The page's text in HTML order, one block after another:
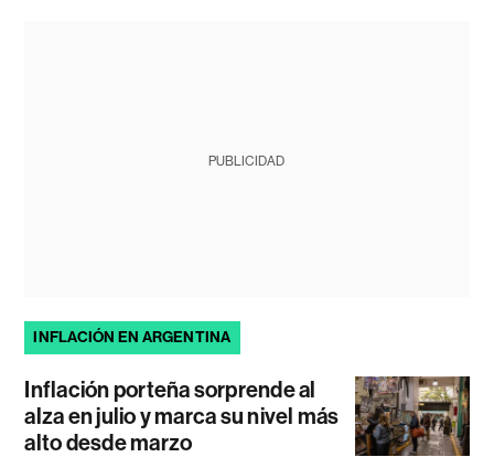
PUBLICIDAD
INFLACIÓN EN ARGENTINA
Inflación porteña sorprende al
alza en julio y marca su nivel más
alto desde marzo